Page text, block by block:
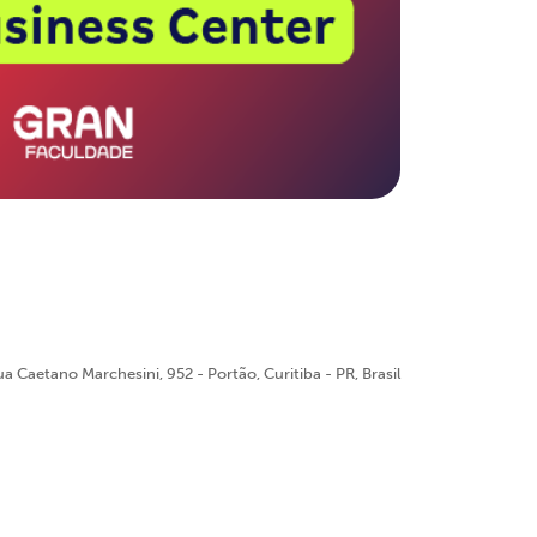
Caetano Marchesini, 952 - Portão, Curitiba - PR, Brasil